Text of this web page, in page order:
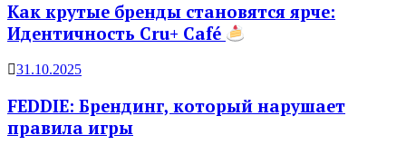
Как крутые бренды становятся ярче:
Идентичность Cru+ Café
31.10.2025
FEDDIE: Брендинг, который нарушает
правила игры